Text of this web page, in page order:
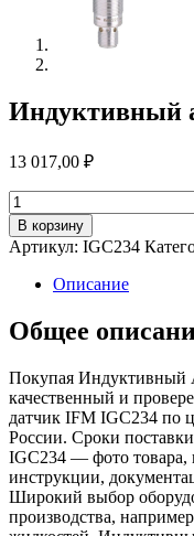
Индуктивный
13 017,00 ₽
Количество
товара
Индуктивный
as-
датчик
igc234
В корзину
Артикул: IGC234
Описание
Общее
Покупая Индуктивный
качественный и
датчик IFM IGC234 по
России. Сроки
IGC234 — фото товара,
инструкции,
Широкий выбор
производства,